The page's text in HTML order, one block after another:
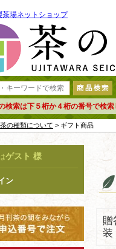
茶場ネットショップ
検索は下５桁か４桁の番号で検索
の種類について > ギフト商品
ゲスト 様
ン
贈
装